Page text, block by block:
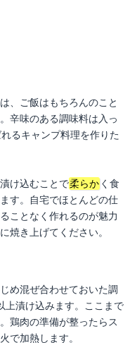
、ご飯はもちろんのこと
辛味のある調味料は入っ
れるキャンプ料理を作りた
け込むことで柔らか く食
す。自宅でほとんどの仕
ことなく作れるのが魅力
焼き上げてください。
め混ぜ合わせておいた調
上漬け込みます。ここまで
鶏肉の準備が整ったらス
で加熱します。